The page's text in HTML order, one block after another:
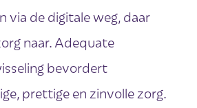
via de digitale weg, daar
naar. Adequate
bevordert
prettige en zinvolle zorg.